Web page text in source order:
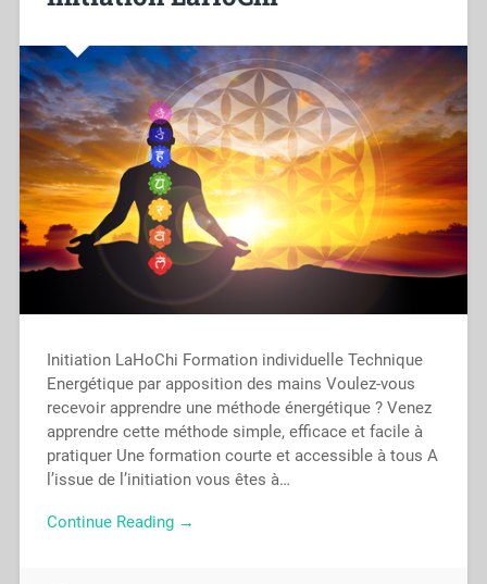
Initiation LaHoChi Formation individuelle Technique
Energétique par apposition des mains Voulez-vous
recevoir apprendre une méthode énergétique ? Venez
apprendre cette méthode simple, efficace et facile à
pratiquer Une formation courte et accessible à tous A
l’issue de l’initiation vous êtes à…
Continue Reading →